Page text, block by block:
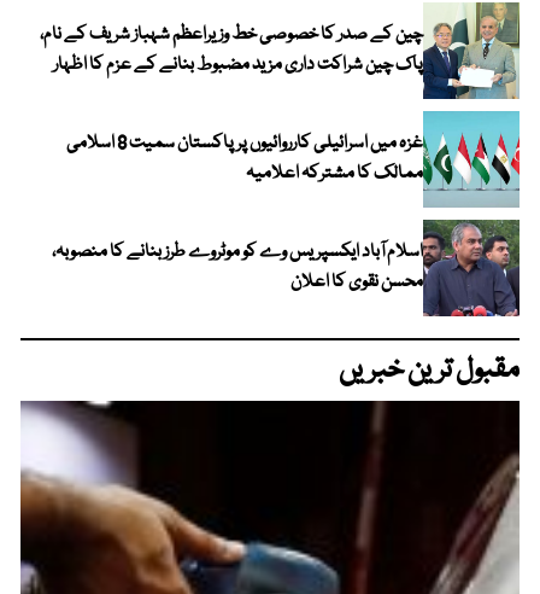
چین کے صدر کا خصوصی خط وزیراعظم شہباز شریف کے نام،
پاک چین شراکت داری مزید مضبوط بنانے کے عزم کا اظہار
غزہ میں اسرائیلی کارروائیوں پر پاکستان سمیت 8 اسلامی
ممالک کا مشترکہ اعلامیہ
اسلام آباد ایکسپریس وے کو موٹروے طرز بنانے کا منصوبہ،
محسن نقوی کا اعلان
مقبول ترین خبریں